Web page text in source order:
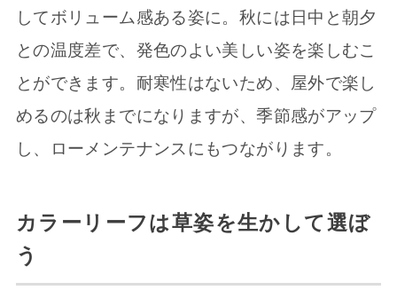
してボリューム感ある姿に。秋には日中と朝夕
との温度差で、発色のよい美しい姿を楽しむこ
とができます。耐寒性はないため、屋外で楽し
めるのは秋までになりますが、季節感がアップ
し、ローメンテナンスにもつながります。
カラーリーフは草姿を生かして選ぼ
う